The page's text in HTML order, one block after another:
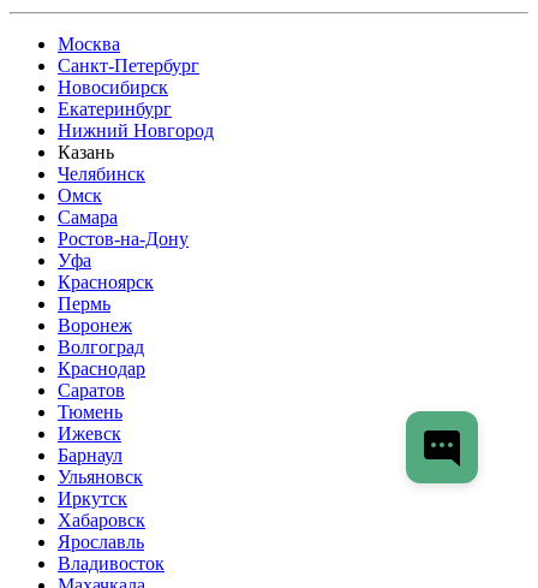
Москва
Санкт-Петербург
Новосибирск
Екатеринбург
Нижний Новгород
Казань
Челябинск
Омск
Самара
Ростов-на-Дону
Уфа
Красноярск
Пермь
Воронеж
Волгоград
Краснодар
Саратов
Тюмень
Ижевск
Барнаул
Ульяновск
Иркутск
Хабаровск
Ярославль
Владивосток